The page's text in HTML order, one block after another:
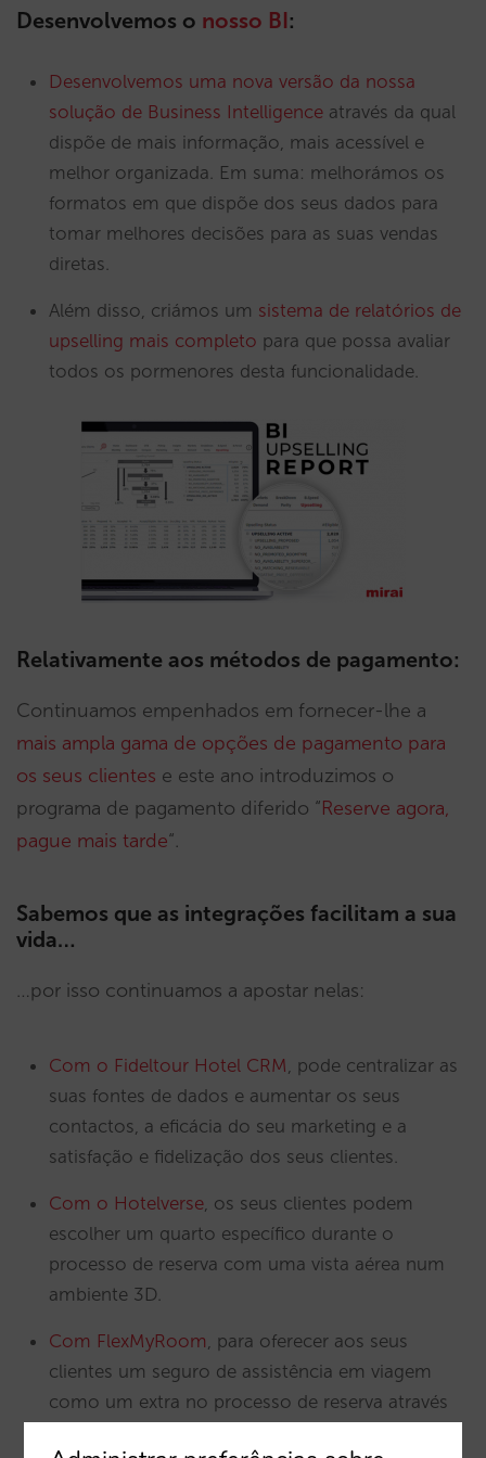
Desenvolvemos o nosso BI:
Desenvolvemos uma nova versão da nossa
solução de Business Intelligence através da qual
dispõe de mais informação, mais acessível e
melhor organizada. Em suma: melhorámos os
formatos em que dispõe dos seus dados para
tomar melhores decisões para as suas vendas
diretas.
Além disso, criámos um sistema de relatórios de
upselling mais completo para que possa avaliar
todos os pormenores desta funcionalidade.
Relativamente aos métodos de pagamento:
Continuamos empenhados em fornecer-lhe a
mais ampla gama de opções de pagamento para
os seus clientes e este ano introduzimos o
programa de pagamento diferido “Reserve agora,
pague mais tarde“.
Sabemos que as integrações facilitam a sua
vida…
…por isso continuamos a apostar nelas:
Com o Fideltour Hotel CRM, pode centralizar as
suas fontes de dados e aumentar os seus
contactos, a eficácia do seu marketing e a
satisfação e fidelização dos seus clientes.
Com o Hotelverse, os seus clientes podem
escolher um quarto específico durante o
processo de reserva com uma vista aérea num
ambiente 3D.
Com FlexMyRoom, para oferecer aos seus
clientes um seguro de assistência em viagem
como um extra no processo de reserva através